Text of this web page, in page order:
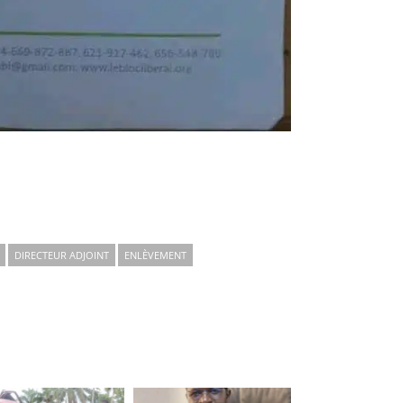
DIRECTEUR ADJOINT ENLÈVEMENT